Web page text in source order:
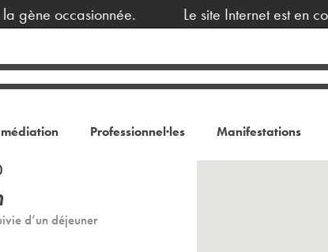
occasionnée. Le site Internet est en
Professionnel·les Manifestations
d’un déjeuner